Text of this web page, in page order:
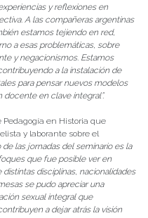
y reflexiones en
A las compañeras argentinas
estamos tejiendo en red,
a esas problemáticas, sobre
y negacionismos. Estamos
a la instalación de
para pensar nuevos modelos
en clave integral”.
Pedagogía en Historia que
y laborante sobre el
de las jornadas del seminario es la
que fue posible ver en
disciplinas, nacionalidades
se pudo apreciar una
sexual integral que
a dejar atrás la visión